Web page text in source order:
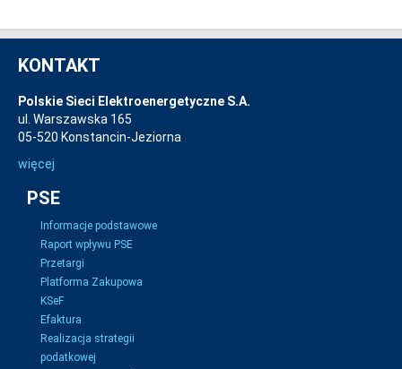
KONTAKT
Polskie Sieci Elektroenergetyczne S.A.
ul. Warszawska 165
05-520 Konstancin-Jeziorna
więcej
PSE
Informacje podstawowe
Raport wpływu PSE
Przetargi
Platforma Zakupowa
KSeF
Efaktura
Realizacja strategii
podatkowej